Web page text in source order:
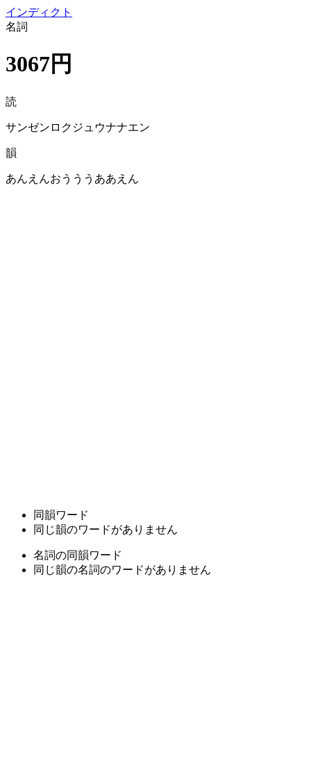
インディクト
名詞
3067円
読
サンゼンロクジュウナナエン
韻
あんえんおうううああえん
同韻ワード
同じ韻のワードがありません
名詞の同韻ワード
同じ韻の名詞のワードがありません